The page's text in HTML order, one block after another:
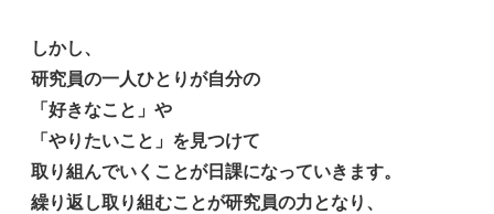
しかし、
研究員の一人ひとりが自分の
「好きなこと」や
「やりたいこと」を見つけて
取り組んでいくことが日課になっていきます。
繰り返し取り組むことが研究員の力となり、